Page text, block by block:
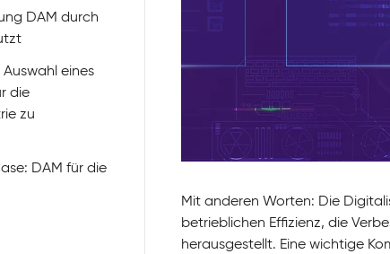
DAM durch
eines
die
zu
DAM für die
Mit anderen Worten: Die
betrieblichen Effizienz, die
herausgestellt. Eine wichtige